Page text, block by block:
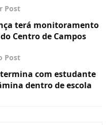
Post
terá monitoramento
Centro de Campos
Post
com estudante
dentro de escola